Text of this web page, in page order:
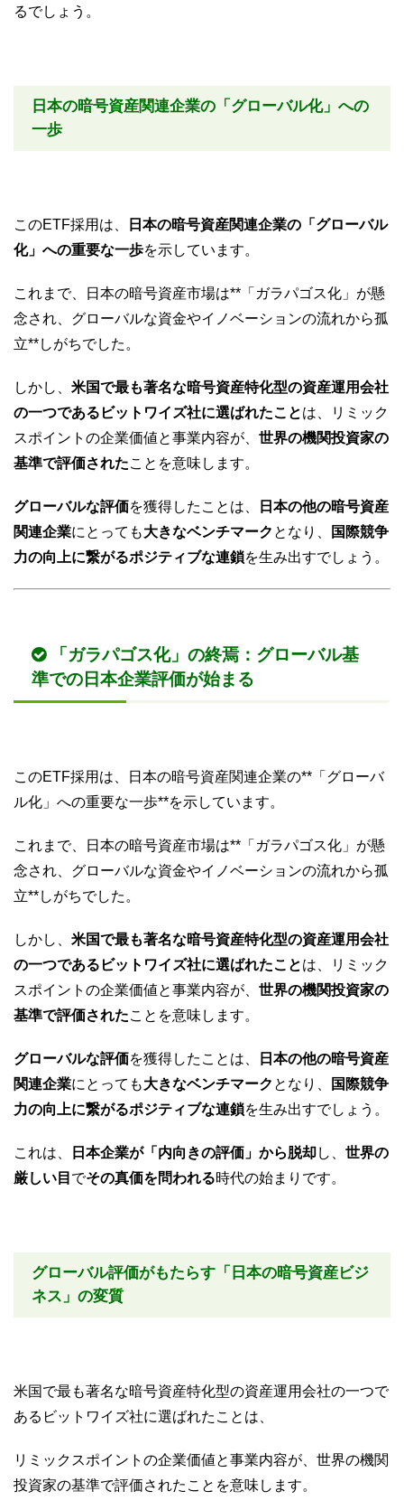
るでしょう。
日本の暗号資産関連企業の「グローバル化」への
一歩
このETF採用は、
日本の暗号資産関連企業の「グローバル
化」への重要な一歩を示しています。
これまで、日本の暗号資産市場は**「ガラパゴス化」が懸
念され、グローバルな資金やイノベーションの流れから孤
立**しがちでした。
しかし、 米国で最も著名な暗号資産特化型の資産運用会社
の一つであるビットワイズ社に選ばれたことは、リミック
スポイントの企業価値と事業内容が、 世界の機関投資家の
基準で評価されたことを意味します。
グローバルな評価を獲得したことは、
日本の他の暗号資産
関連企業にとっても大きなベンチマーク となり、
国際競争
力の向上に繋がるポジティブな連鎖を生み出すでしょう。
「ガラパゴス化」の終焉： グローバル基
準での 日本企業評価が始まる
このETF採用は、日本の暗号資産関連企業の**「グローバ
ル化」への重要な一歩**を示しています。
これまで、日本の暗号資産市場は**「ガラパゴス化」が懸
念され、グローバルな資金やイノベーションの流れから孤
立**しがちでした。
しかし、 米国で最も著名な暗号資産特化型の資産運用会社
の一つであるビットワイズ社に選ばれたことは、リミック
スポイントの企業価値と事業内容が、 世界の機関投資家の
基準で評価されたことを意味します。
グローバルな評価を獲得したことは、
日本の他の暗号資産
関連企業にとっても大きなベンチマーク となり、
国際競争
力の向上に繋がるポジティブな連鎖を生み出すでしょう。
これは、 日本企業が「内向きの評価」から脱却し、 世界の
厳しい目 でその真価を問われる時代の始まりです。
グローバル評価がもたらす「日本の暗号資産ビジ
ネス」の変質
米国で最も著名な暗号資産特化型の資産運用会社の一つで
あるビットワイズ社に選ばれたことは、
リミックスポイントの企業価値と事業内容が、世界の機関
投資家の基準で評価されたことを意味します。